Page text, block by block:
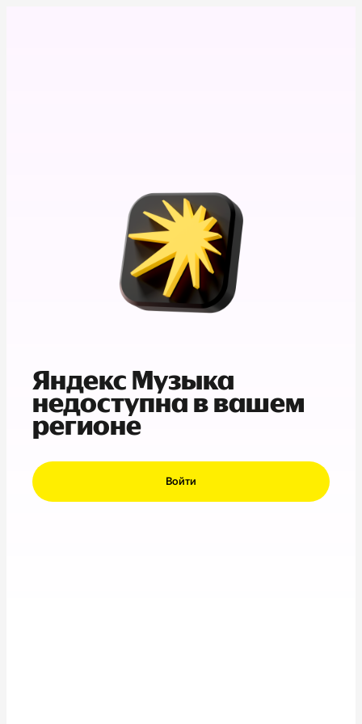
Яндекс Музыка
недоступна в вашем
регионе
Войти